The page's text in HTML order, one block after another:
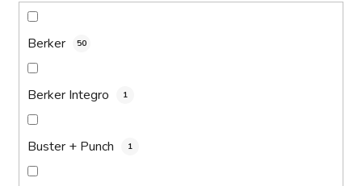
Berker 50
Berker Integro 1
Buster + Punch 1